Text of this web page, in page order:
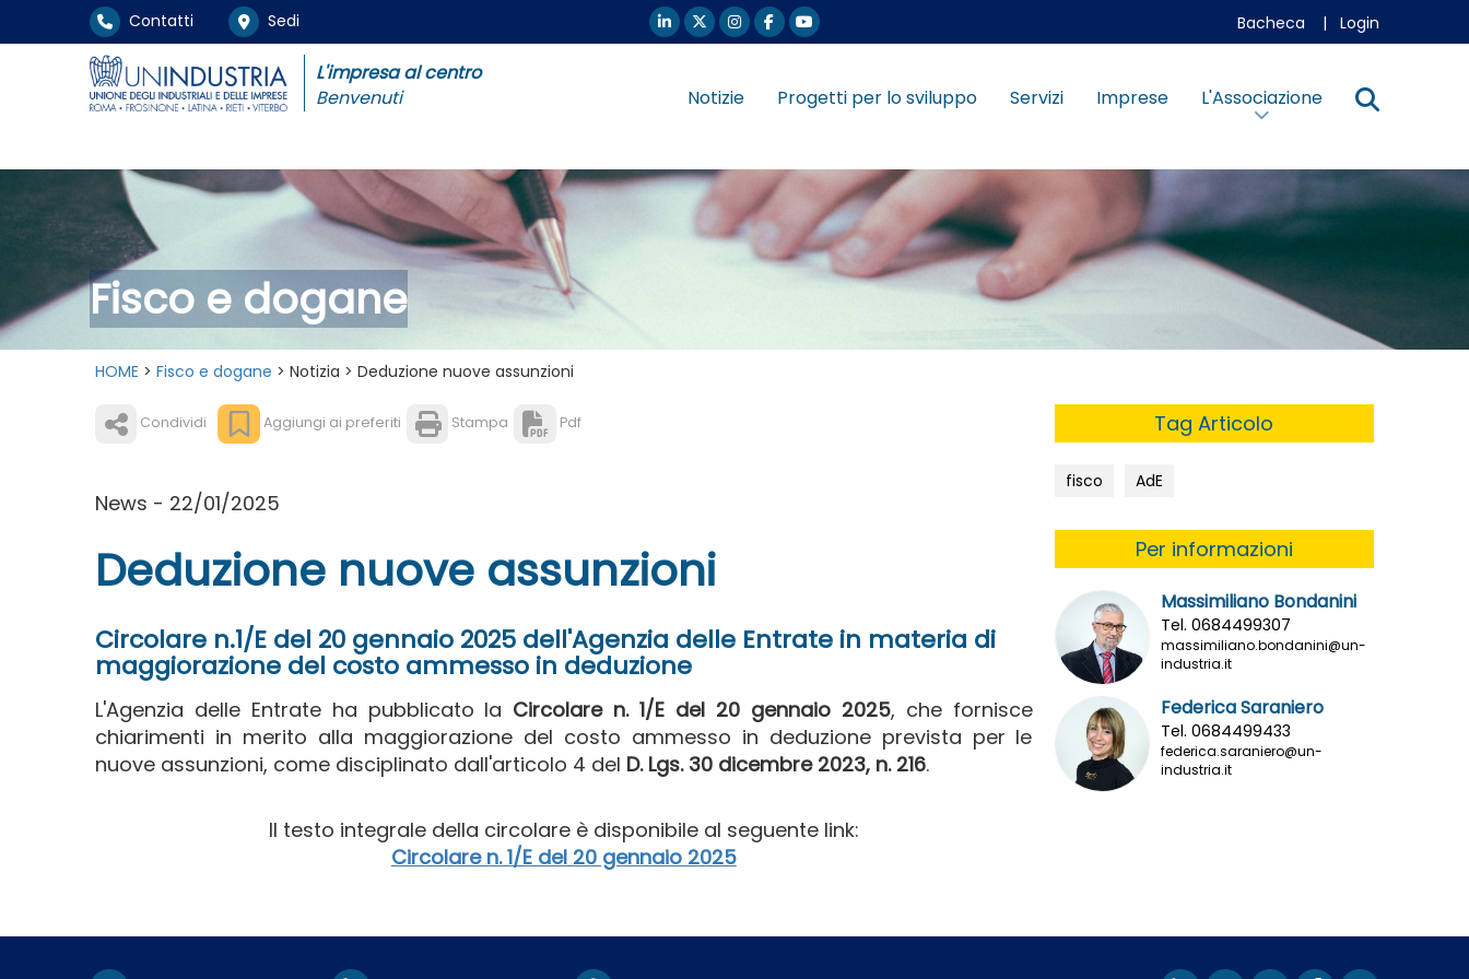
Contatti Sedi Bacheca | Login
L'impresa al centro
Benvenuti
Notizie Progetti per lo sviluppo Servizi Imprese L'Associazione
Fisco e dogane
HOME > Fisco e dogane > Notizia > Deduzione nuove assunzioni
Condividi Aggiungi ai preferiti Stampa Pdf
News - 22/01/2025
Deduzione nuove assunzioni
Circolare n.1/E del 20 gennaio 2025 dell'Agenzia delle Entrate in materia di
maggiorazione del costo ammesso in deduzione
L'Agenzia delle Entrate ha pubblicato la Circolare n. 1/E del 20 gennaio 2025, che fornisce
chiarimenti in merito alla maggiorazione del costo ammesso in deduzione prevista per le
nuove assunzioni, come disciplinato dall'articolo 4 del D. Lgs. 30 dicembre 2023, n. 216.
Il testo integrale della circolare è disponibile al seguente link:
Circolare n. 1/E del 20 gennaio 2025
Tag Articolo
fisco AdE
Per informazioni
Massimiliano Bondanini
Tel. 0684499307
massimiliano.bondanini@un-
industria.it
Federica Saraniero
Tel. 0684499433
federica.saraniero@un-
industria.it